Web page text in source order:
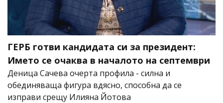
ГЕРБ готви кандидата си за президент:
Името се очаква в началото на септември
Деница Сачева очерта профила - силна и
обединяваща фигура вдясно, способна да се
изправи срещу Илияна Йотова